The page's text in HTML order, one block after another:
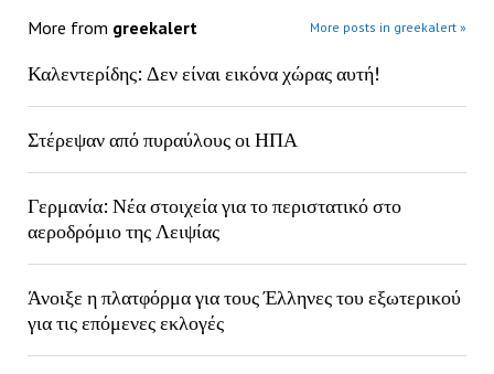
More from greekalert More posts in greekalert »
Καλεντερίδης: Δεν είναι εικόνα χώρας αυτή!
Στέρεψαν από πυραύλους οι ΗΠΑ
Γερμανία: Νέα στοιχεία για το περιστατικό στο
αεροδρόμιο της Λειψίας
Άνοιξε η πλατφόρμα για τους Έλληνες του εξωτερικού
για τις επόμενες εκλογές